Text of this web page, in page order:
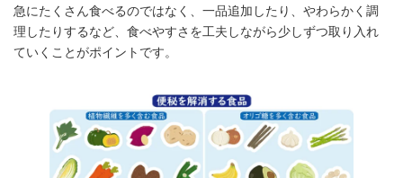
急にたくさん食べるのではなく、一品追加したり、やわらかく調
理したりするなど、食べやすさを工夫しながら少しずつ取り入れ
ていくことがポイントです。